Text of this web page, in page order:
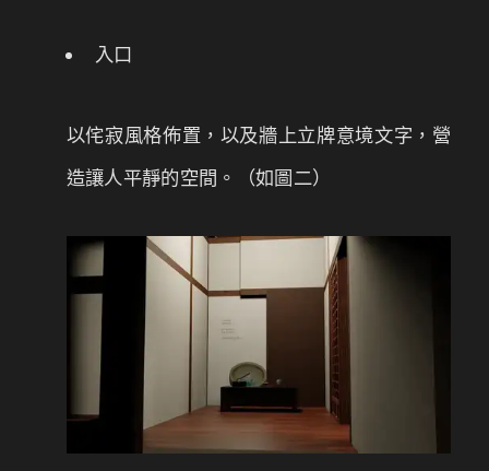
入口
以侘寂風格佈置，以及牆上立牌意境文字，營
造讓人平靜的空間。（如圖二）